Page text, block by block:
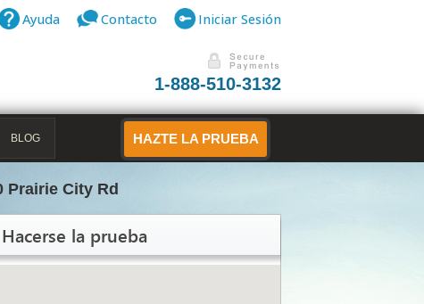
Ayuda Contacto Iniciar Sesión
1-888-510-3132
BLOG HAZTE LA PRUEBA
Prairie City Rd
Hacerse la prueba